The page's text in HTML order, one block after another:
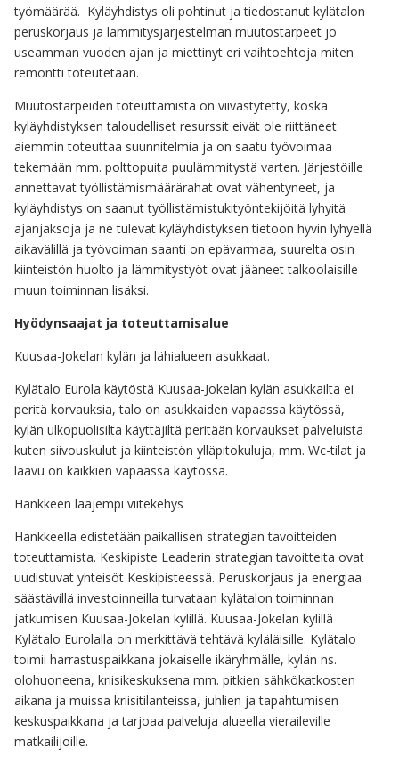
työmäärää. Kyläyhdistys oli pohtinut ja tiedostanut kylätalon
peruskorjaus ja lämmitysjärjestelmän muutostarpeet jo
useamman vuoden ajan ja miettinyt eri vaihtoehtoja miten
remontti toteutetaan.
Muutostarpeiden toteuttamista on viivästytetty, koska
kyläyhdistyksen taloudelliset resurssit eivät ole riittäneet
aiemmin toteuttaa suunnitelmia ja on saatu työvoimaa
tekemään mm. polttopuita puulämmitystä varten. Järjestöille
annettavat työllistämismäärärahat ovat vähentyneet, ja
kyläyhdistys on saanut työllistämistukityöntekijöitä lyhyitä
ajanjaksoja ja ne tulevat kyläyhdistyksen tietoon hyvin lyhyellä
aikavälillä ja työvoiman saanti on epävarmaa, suurelta osin
kiinteistön huolto ja lämmitystyöt ovat jääneet talkoolaisille
muun toiminnan lisäksi.
Hyödynsaajat ja toteuttamisalue
Kuusaa-Jokelan kylän ja lähialueen asukkaat.
Kylätalo Eurola käytöstä Kuusaa-Jokelan kylän asukkailta ei
peritä korvauksia, talo on asukkaiden vapaassa käytössä,
kylän ulkopuolisilta käyttäjiltä peritään korvaukset palveluista
kuten siivouskulut ja kiinteistön ylläpitokuluja, mm. Wc-tilat ja
laavu on kaikkien vapaassa käytössä.
Hankkeen laajempi viitekehys
Hankkeella edistetään paikallisen strategian tavoitteiden
toteuttamista. Keskipiste Leaderin strategian tavoitteita ovat
uudistuvat yhteisöt Keskipisteessä. Peruskorjaus ja energiaa
säästävillä investoinneilla turvataan kylätalon toiminnan
jatkumisen Kuusaa-Jokelan kylillä. Kuusaa-Jokelan kylillä
Kylätalo Eurolalla on merkittävä tehtävä kyläläisille. Kylätalo
toimii harrastuspaikkana jokaiselle ikäryhmälle, kylän ns.
olohuoneena, kriisikeskuksena mm. pitkien sähkökatkosten
aikana ja muissa kriisitilanteissa, juhlien ja tapahtumisen
keskuspaikkana ja tarjoaa palveluja alueella vieraileville
matkailijoille.